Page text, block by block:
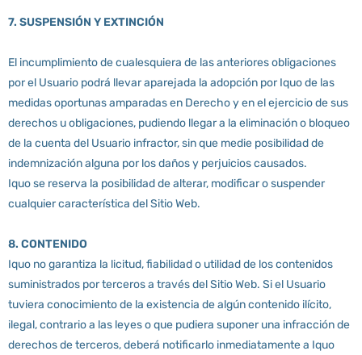
7. SUSPENSIÓN Y EXTINCIÓN
El incumplimiento de cualesquiera de las anteriores obligaciones
por el Usuario podrá llevar aparejada la adopción por Iquo de las
medidas oportunas amparadas en Derecho y en el ejercicio de sus
derechos u obligaciones, pudiendo llegar a la eliminación o bloqueo
de la cuenta del Usuario infractor, sin que medie posibilidad de
indemnización alguna por los daños y perjuicios causados.
Iquo se reserva la posibilidad de alterar, modificar o suspender
cualquier característica del Sitio Web.
8. CONTENIDO
Iquo no garantiza la licitud, fiabilidad o utilidad de los contenidos
suministrados por terceros a través del Sitio Web. Si el Usuario
tuviera conocimiento de la existencia de algún contenido ilícito,
ilegal, contrario a las leyes o que pudiera suponer una infracción de
derechos de terceros, deberá notificarlo inmediatamente a Iquo